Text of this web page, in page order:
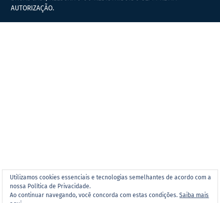
Utilizamos cookies essenciais e tecnologias semelhantes de acordo com a
nossa Política de Privacidade.
Ao continuar navegando, você concorda com estas condições.Saiba mais
AUTORIZAÇÃO.